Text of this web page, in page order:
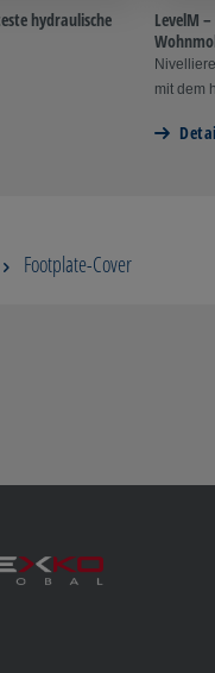
hydraulische
LevelM
mit dem
Footplate-Cover